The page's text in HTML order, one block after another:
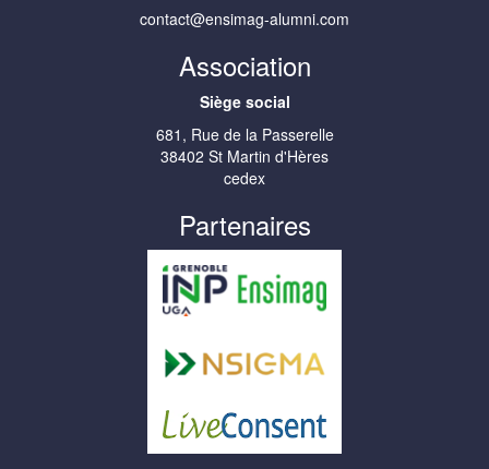
contact@ensimag-alumni.com
Association
Siège social
681, Rue de la Passerelle
38402 St Martin d'Hères
cedex
Partenaires